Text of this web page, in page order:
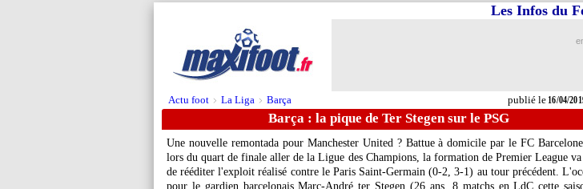
Actu foot > La Liga > Barça publié le16/04/
Les Infos du
Barça : la pique de Ter Stegen sur le PSG
Une nouvelle remontada pour Manchester United ? Battue à domicile par le FC
lors du quart de finale aller de la Ligue des Champions, la formation de Premier League
de rééditer l'exploit réalisé contre le Paris Saint-Germain (0-2, 3-1) au tour précédent.
pour le gardien barcelonaisMarc-André ter Stegen (26 ans, 8 matchs en LdC cette